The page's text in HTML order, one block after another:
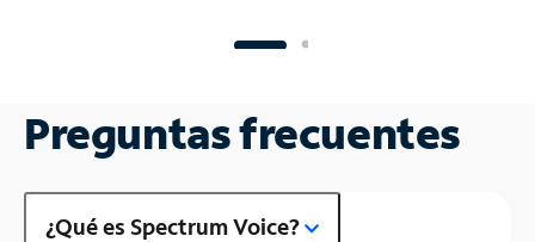
Preguntas frecuentes
¿Qué es Spectrum Voice?